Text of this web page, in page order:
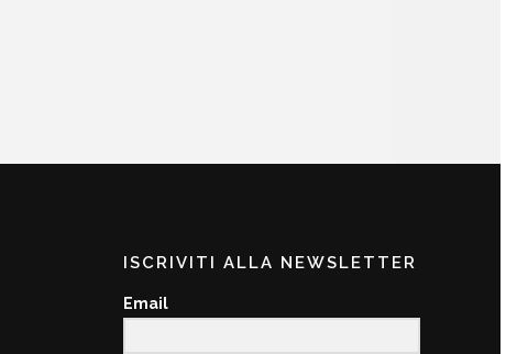
ISCRIVITI ALLA NEWSLETTER
Email